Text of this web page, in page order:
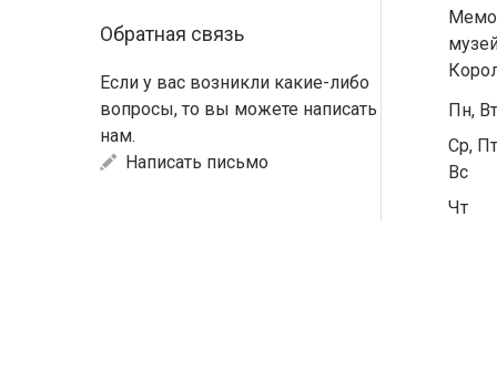
Обратная связь
Если у вас возникли какие-либо
вопросы, то вы можете написать
нам.
Написать письмо
Пн,
Ср,
Вс
Чт